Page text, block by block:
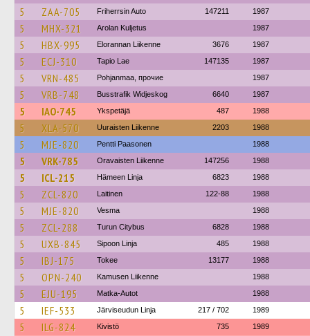
5
ZAA-705 Friherrsin Auto 147211 1987
5 MHX-321 Arolan Kuljetus 1987
5 HBX-995 Elorannan Liikenne 3676 1987
5 ECJ-310 Tapio Lae 147135 1987
5 VRN-485 Pohjanmaa, прочие 1987
5 VRB-748 Busstrafik Widjeskog 6640 1987
5 IAO-745 Ykspetäjä 487 1988
5 XLA-570 Uuraisten Liikenne 2203 1988
5 MJE-820 Pentti Paasonen 1988
5 VRK-785 Oravaisten Liikenne 147256 1988
5 ICL-215 Hämeen Linja 6823 1988
5 ZCL-820 Laitinen 122-88 1988
5 MJE-820 Vesma 1988
5 ZCL-288 Turun Citybus 6828 1988
5 UXB-845 Sipoon Linja 485 1988
5 IBJ-175 Tokee 13177 1988
5 OPN-240 Kamusen Liikenne 1988
5 EJU-195 Matka-Autot 1988
5 IEF-533 Järviseudun Linja 217 / 702 1989
5 ILG-824 Kivistö 735 1989